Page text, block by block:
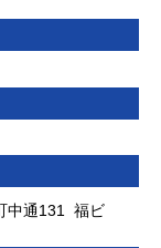
中通131 福ビ